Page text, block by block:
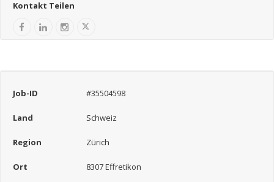
Kontakt Teilen
Job-ID #35504598
Land Schweiz
Region Zürich
Ort 8307 Effretikon